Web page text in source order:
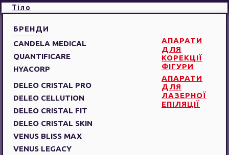
Тіло
БРЕНДИ
CANDELA MEDICAL
QUANTIFICARE
HYACORP
АПАРАТИ
ДЛЯ
КОРЕКЦІЇ
ФІГУРИ
DELEO CRISTAL PRO
DELEO CELLUTION
DELEO CRISTAL FIT
DELEO CRISTAL SKIN
VENUS BLISS MAX
VENUS LEGACY
АПАРАТИ
ДЛЯ
ЛАЗЕРНОЇ
ЕПІЛЯЦІЇ